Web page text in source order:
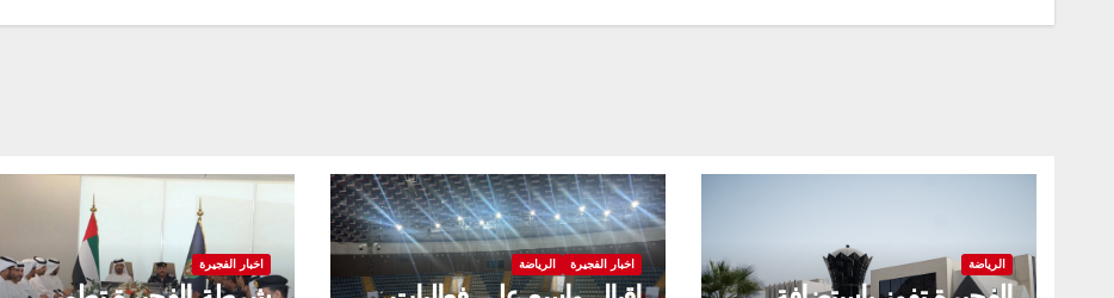
الرياضة اخبار الفجيرة الرياضة اخبار الفجيرة